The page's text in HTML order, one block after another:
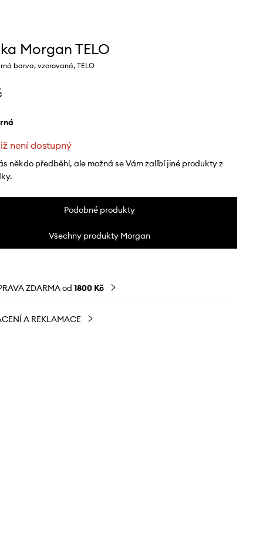
Morgan TELO
barva, vzorovaná, TELO
není dostupný
někdo předběhl, ale možná se Vám zalíbí jiné produkty z
Podobné produkty
Všechny produkty Morgan
ZDARMA od 1800 Kč
A REKLAMACE